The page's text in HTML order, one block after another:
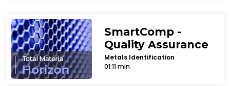
SmartComp -
Quality Assurance
Metals Identification
01:11 min